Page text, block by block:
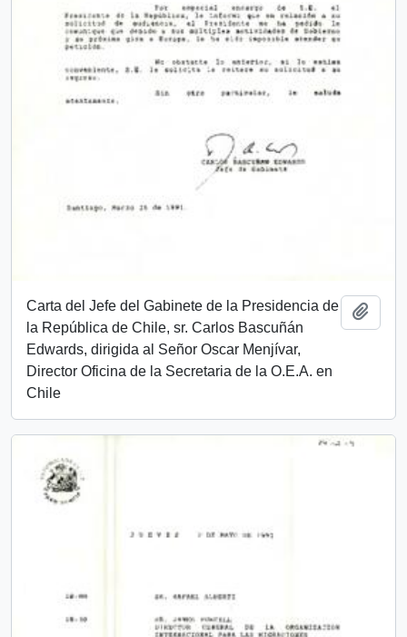
Carta del Jefe del Gabinete de la Presidencia de
la República de Chile, sr. Carlos Bascuñán
Edwards, dirigida al Señor Oscar Menjívar,
Director Oficina de la Secretaria de la O.E.A. en
Chile